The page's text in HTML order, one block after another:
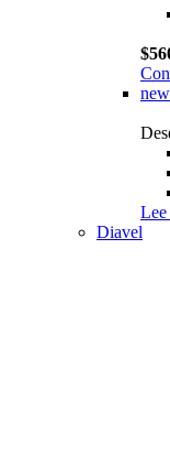
new
Lee
Diavel